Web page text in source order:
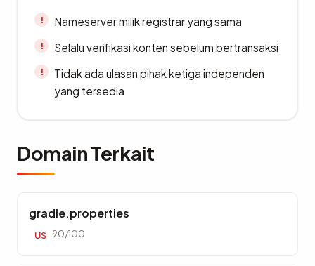
Nameserver milik registrar yang sama
Selalu verifikasi konten sebelum bertransaksi
Tidak ada ulasan pihak ketiga independen
yang tersedia
Domain Terkait
gradle.properties
US 90/100